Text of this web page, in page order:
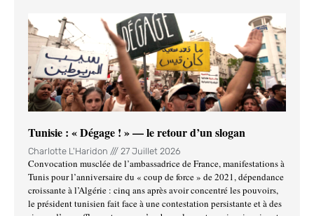
Tunisie : « Dégage ! » — le retour d’un slogan
Charlotte L'Haridon 27 Juillet 2026
Convocation musclée de l’ambassadrice de France, manifestations à
Tunis pour l’anniversaire du « coup de force » de 2021, dépendance
croissante à l’Algérie : cinq ans après avoir concentré les pouvoirs,
le président tunisien fait face à une contestation persistante et à des